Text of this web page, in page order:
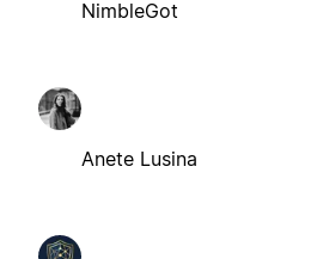
NimbleGot
Anete Lusina